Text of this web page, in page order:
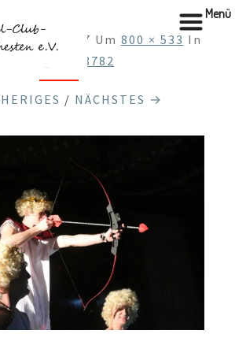
28.12.2017 Um 800 × 533 In
Cache_57158782
/ NÄCHSTES →
Menü